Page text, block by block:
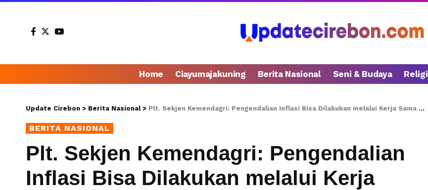
Home Ciayumajakuning Berita Nasional Seni & Budaya Religi
Update Cirebon > Berita Nasional> Plt. Sekjen Kemendagri: Pengendalian Inflasi Bisa Dilakukan melalui Kerja Sama dengan Pemda Terdekat
BERITA NASIONAL
Plt. Sekjen Kemendagri: Pengendalian
Inflasi Bisa Dilakukan melalui Kerja